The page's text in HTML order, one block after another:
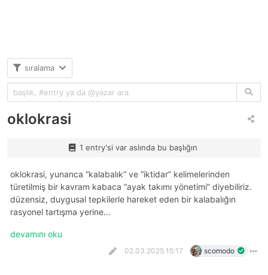
sıralama
oklokrasi
1 entry'si var aslında bu başlığın
oklokrasi, yunanca “kalabalık” ve “iktidar” kelimelerinden
türetilmiş bir kavram kabaca “ayak takımı yönetimi” diyebiliriz.
düzensiz, duygusal tepkilerle hareket eden bir kalabalığın
rasyonel tartışma yerine...
devamını oku
02.03.2025 15:17 scomodo